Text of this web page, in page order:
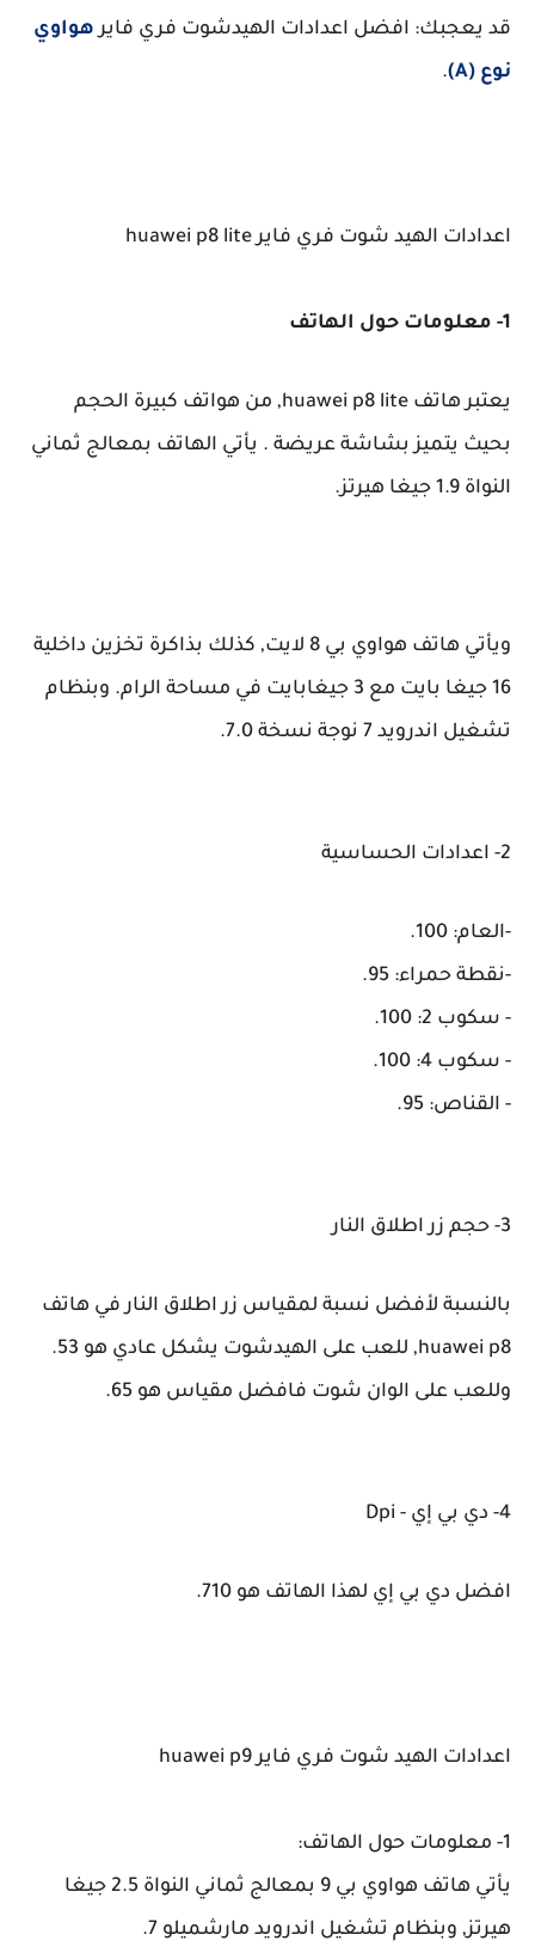
قد يعجبك: افضل اعدادات الهيدشوت فري فايرهواوي
نوع (A)
.
اعدادات الهيد شوت فري فاير huawei p8 lite
1- معلومات حول الهاتف
يعتبر هاتف huawei p8 lite, من هواتف كبيرة الحجم
بحيث يتميز بشاشة عريضة . يأتي الهاتف بمعالج ثماني
النواة 1.9 جيغا هيرتز.
ويأتي
هاتف هواوي بي 8 لايت, كذلك بذاكرة تخزين داخلية
16 جيغا بايت مع 3 جيغابايت في مساحة الرام. وبنظام
تشغيل اندرويد 7 نوجة نسخة 7.0.
2- اعدادات الحساسية
-العام: 100.
-نقطة حمراء: 95.
- سكوب 2: 100.
- سكوب 4: 100.
- القناص: 95.
3- حجم زر اطلاق النار
بالنسبة لأفضل نسبة لمقياس زر اطلاق النار في هاتف
huawei p8, للعب على الهيدشوت يشكل عادي هو 53.
وللعب على الوان شوت فافضل مقياس هو 65.
4- دي بي إي - Dpi
افضل دي بي إي لهذا الهاتف هو 710.
اعدادات الهيد شوت فري فاير huawei p9
1- معلومات حول الهاتف:
يأتي هاتف هواوي بي 9 بمعالج ثماني النواة 2.5 جيغا
هيرتز, وبنظام تشغيل اندرويد مارشميلو 7.